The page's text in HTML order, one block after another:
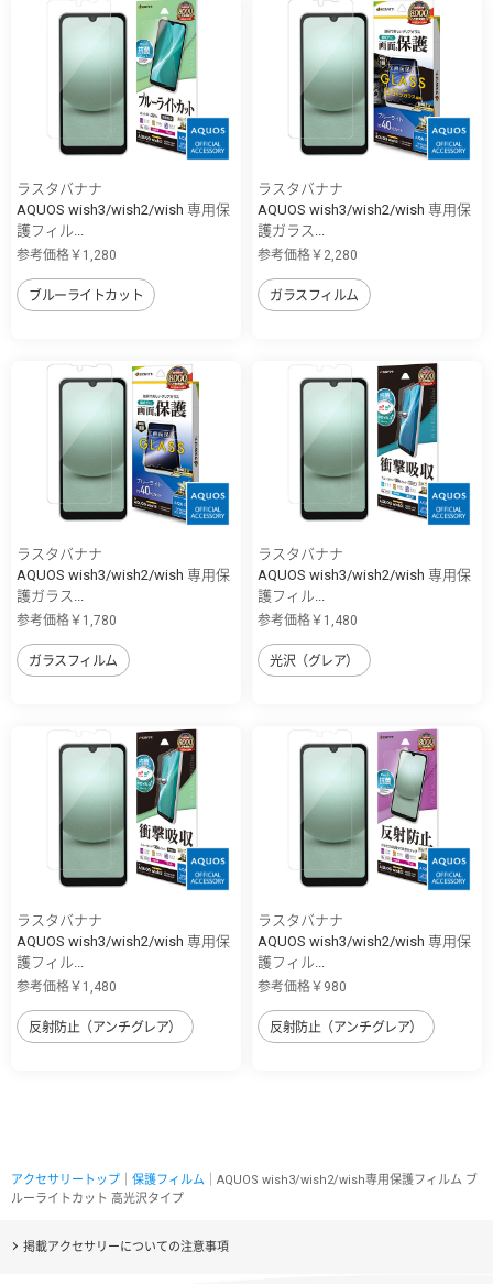
ラスタバナナ
AQUOS wish3/wish2/wish 専用保
護フィル...
参考価格￥1,280
ブルーライトカット
ラスタバナナ
AQUOS wish3/wish2/wish 専用保
護ガラス...
参考価格￥2,280
ガラスフィルム
ラスタバナナ
AQUOS wish3/wish2/wish 専用保
護ガラス...
参考価格￥1,780
ガラスフィルム
ラスタバナナ
AQUOS wish3/wish2/wish 専用保
護フィル...
参考価格￥1,480
光沢（グレア）
ラスタバナナ
AQUOS wish3/wish2/wish 専用保
護フィル...
参考価格￥1,480
反射防止（アンチグレア）
ラスタバナナ
AQUOS wish3/wish2/wish 専用保
護フィル...
参考価格￥980
反射防止（アンチグレア）
アクセサリートップ 保護フィルム ｜AQUOS wish3/wish2/wish専用保護フィルム ブ
ルーライトカット 高光沢タイプ
掲載アクセサリーについての注意事項